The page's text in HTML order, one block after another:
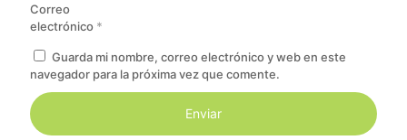
Correo
electrónico *
Guarda mi nombre, correo electrónico y web en este
navegador para la próxima vez que comente.